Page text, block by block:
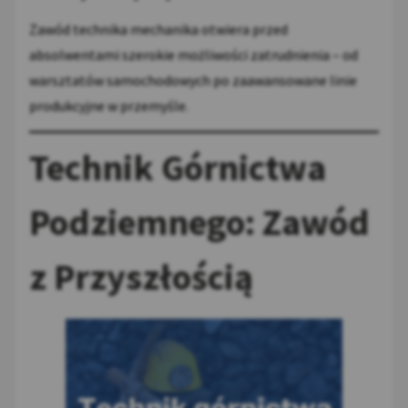
Zawód technika mechanika otwiera przed
absolwentami szerokie możliwości zatrudnienia – od
warsztatów samochodowych po zaawansowane linie
produkcyjne w przemyśle.
Technik Górnictwa
Podziemnego: Zawód
z Przyszłością